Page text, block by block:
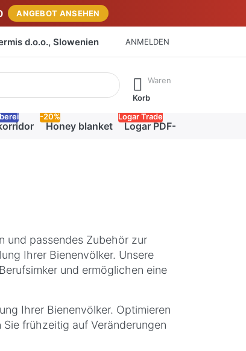
ANGEBOT ANSEHEN
d.o.o., Slowenien ANMELDEN
Ergebnisse. Drücken Sie die Eingabetaste, um alle
Waren
Korb
Honey blanket
-20%
Logar PDF-Katalog
Logar Trade
und passendes Zubehör zur
Ihrer Bienenvölker. Unsere
und ermöglichen eine
Ihrer Bienenvölker. Optimieren
frühzeitig auf Veränderungen